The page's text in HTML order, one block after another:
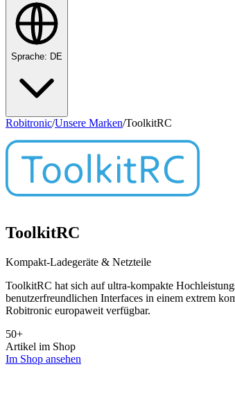
Sprache: DE
Robitronic/Unsere Marken/ToolkitRC
ToolkitRC
Kompakt-Ladegeräte & Netzteile
ToolkitRC hat sich auf ultra-kompakte
benutzerfreundlichen Interfaces in einem extrem
Robitronic europaweit verfügbar.
50+
Artikel im Shop
Im Shop ansehen